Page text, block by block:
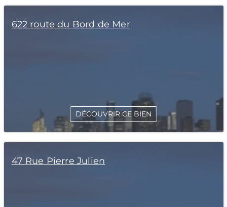
622 route du Bord de Mer
DÉCOUVRIR CE BIEN
47 Rue Pierre Julien